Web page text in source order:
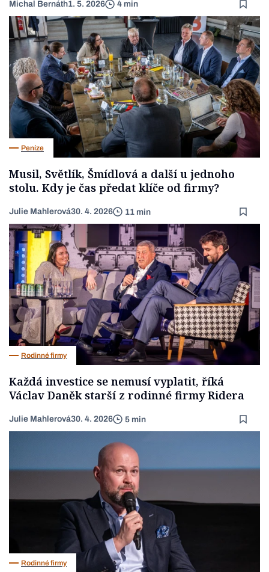
Michal Bernáth1. 5. 2026 4 min
Peníze
Musil, Světlík, Šmídlová a další u jednoho
stolu. Kdy je čas předat klíče od firmy?
Julie Mahlerová30. 4. 2026 11 min
Rodinné firmy
Každá investice se nemusí vyplatit, říká
Václav Daněk starší z rodinné firmy Ridera
Julie Mahlerová30. 4. 2026 5 min
Rodinné firmy